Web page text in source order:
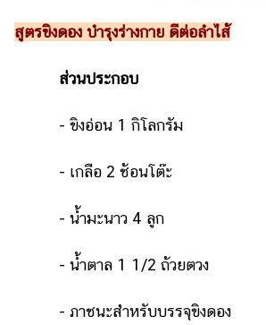
กับ
สูตรขิงดอง บำรุงร่างกาย ดีต่อลำไส้
ส่วนประกอบ
- ขิงอ่อน 1 กิโลกรัม
- เกลือ 2 ช้อนโต๊ะ
- น้ำมะนาว 4 ลูก
- น้ำตาล 1 1/2 ถ้วยตวง
- ภาชนะสำหรับบรรจุขิงดอง